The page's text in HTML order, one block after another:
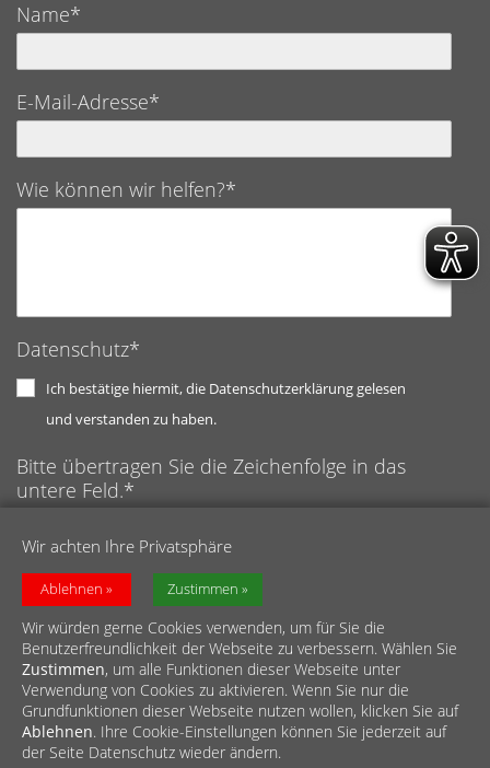
Wir achten Ihre Privatsphäre
Ablehnen Zustimmen
Wir würden gerne Cookies verwenden, um für Sie die
Benutzerfreundlichkeit der Webseite zu verbessern. Wählen Sie
Zustimmen, um alle Funktionen dieser Webseite unter
Verwendung von Cookies zu aktivieren. Wenn Sie nur die
Grundfunktionen dieser Webseite nutzen wollen, klicken Sie auf
Ablehnen. Ihre Cookie-Einstellungen können Sie jederzeit auf
der Seite Datenschutz wieder ändern.
Name*
E-Mail-Adresse*
Wie können wir helfen?*
Datenschutz*
Ich bestätige hiermit, die Datenschutzerklärung gelesen
und verstanden zu haben.
Bitte übertragen Sie die Zeichenfolge in das
untere Feld.*
Hier klicken
Friendly
© Caritasverband für den Rhein-Erft-Kreis e.V.